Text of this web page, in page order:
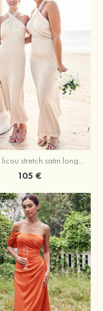
Fourreau licou stretch satin longueur cheville robe de demoiselle d'honneur
105 €